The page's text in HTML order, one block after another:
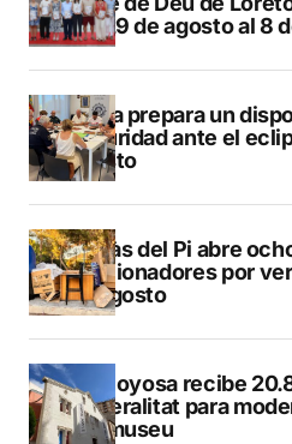
del 29 de agosto al 8
Xàbia prepara un
seguridad ante el
agosto
L’Alfàs del Pi abre
sancionadores por
en agosto
Villajoyosa recibe
Generalitat para
Vilamuseu